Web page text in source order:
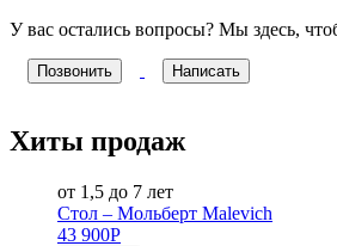
У вас остались вопросы? Мы здесь,
Позвонить Написать
Хиты продаж
от 1,5 до 7 лет
Стол – Мольберт Malevich
43 900Р